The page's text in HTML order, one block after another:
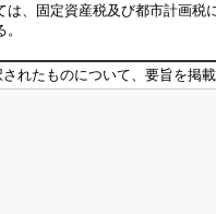
、固定資産税及び都市計画税
れたものについて、要旨を掲